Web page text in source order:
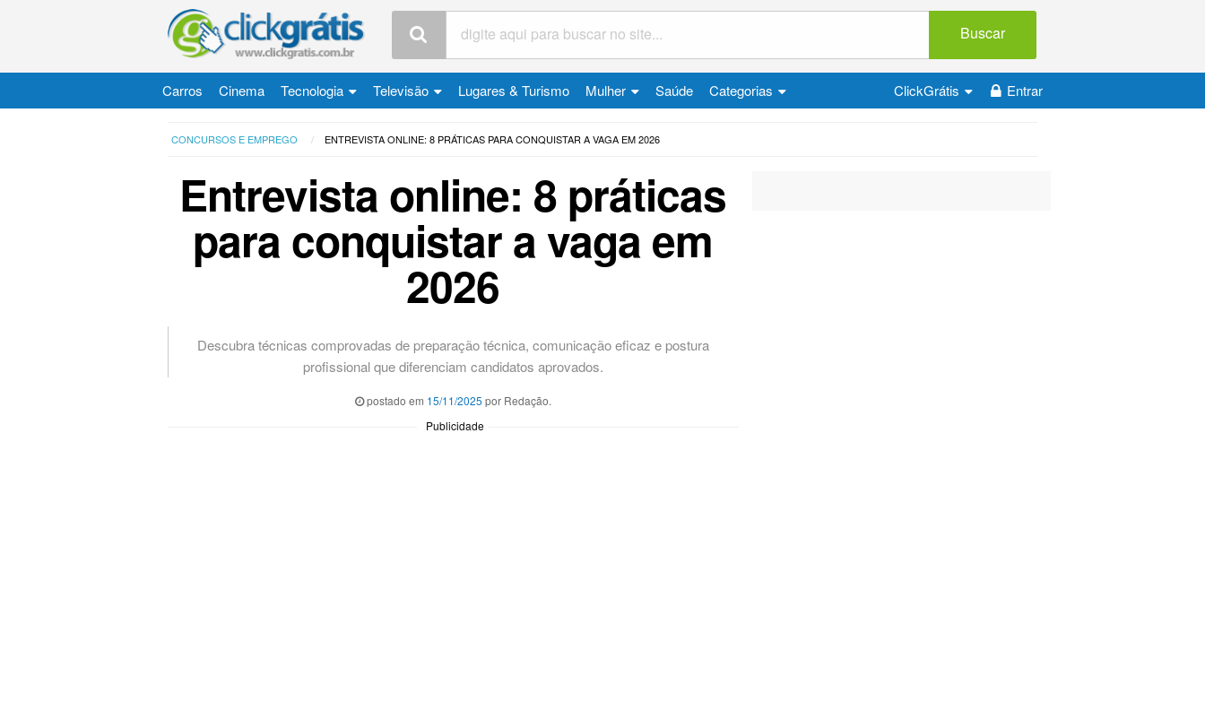
Buscar
Carros Cinema Tecnologia Televisão Lugares & Turismo Mulher Saúde Categorias Entrar
ClickGrátis
CONCURSOS E EMPREGO ENTREVISTA ONLINE: 8 PRÁTICAS PARA CONQUISTAR A VAGA EM 2026
Entrevista online: 8 práticas
para conquistar a vaga em
2026
Descubra técnicas comprovadas de preparação técnica, comunicação eficaz e postura
profissional que diferenciam candidatos aprovados.
postado em 15/11/2025 por Redação.
Publicidade